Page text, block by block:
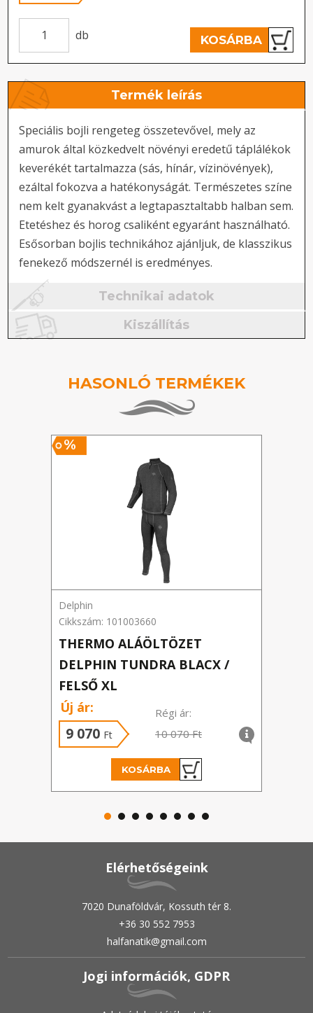
db KOSÁRBA
Termék leírás
Speciális bojli rengeteg összetevővel, mely az
amurok által közkedvelt növényi eredetű táplálékok
keverékét tartalmazza (sás, hínár, vízinövények),
ezáltal fokozva a hatékonyságát. Természetes színe
nem kelt gyanakvást a legtapasztaltabb halban sem.
Etetéshez és horog csaliként egyaránt használható.
Esősorban bojlis technikához ajánljuk, de klasszikus
fenekező módszernél is eredményes.
Technikai adatok
Kiszállítás
HASONLÓ TERMÉKEK
%
Delphin
Cikkszám: 101003660
THERMO ALÁÖLTÖZET
DELPHIN TUNDRA BLACX /
FELSŐ XL
Új ár:
9 070 Ft
Régi ár:
10 070 Ft
KOSÁRBA
Elérhetőségeink
7020 Dunaföldvár, Kossuth tér 8.
+36 30 552 7953
halfanatik@gmail.com
Jogi információk, GDPR